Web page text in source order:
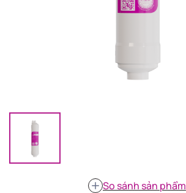
So sánh sản phẩm